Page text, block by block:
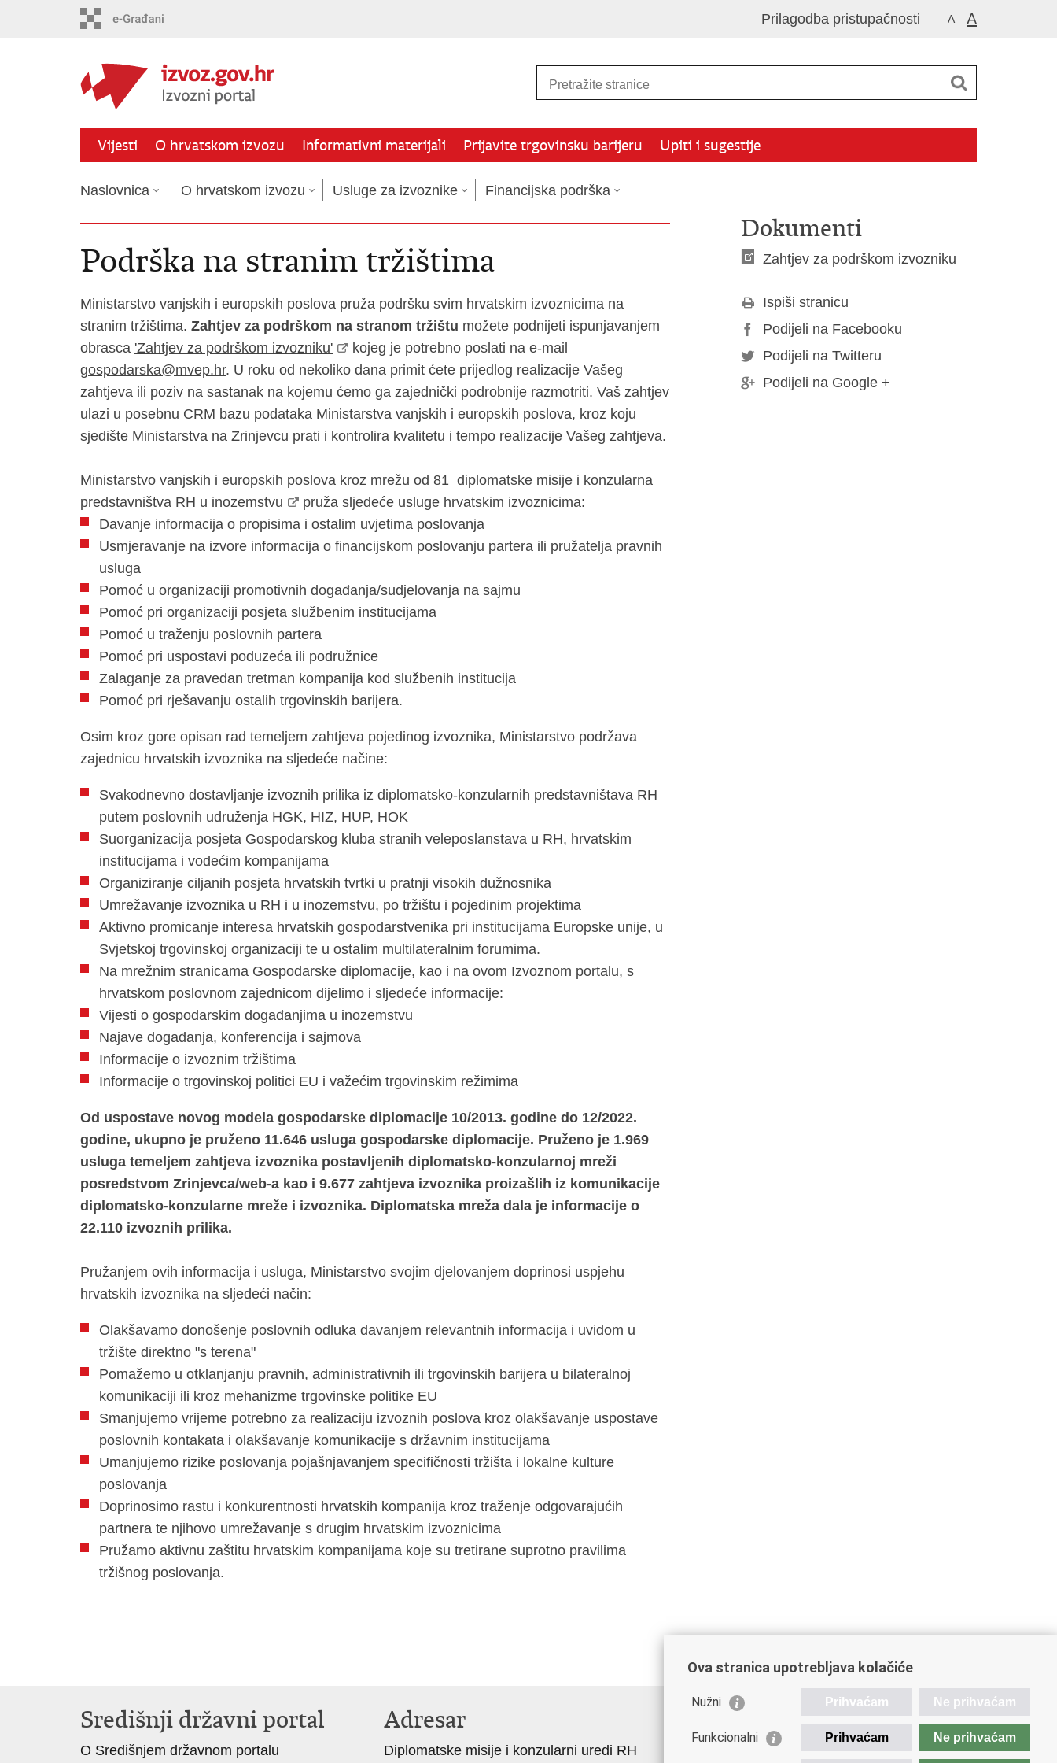
A A
Prilagodba pristupačnosti
Vijesti O hrvatskom izvozu Informativni materijali Prijavite trgovinsku barijeru Upiti i sugestije
Naslovnica O hrvatskom izvozu Usluge za izvoznike Financijska podrška
Podrška na stranim tržištima
Ministarstvo vanjskih i europskih poslova pruža podršku svim hrvatskim izvoznicima na
stranim tržištima. Zahtjev za podrškom na stranom tržištu možete podnijeti ispunjavanjem
obrasca 'Zahtjev za podrškom izvozniku'
kojeg je potrebno poslati na e-mail
gospodarska@mvep.hr. U roku od nekoliko dana primit ćete prijedlog realizacije Vašeg
zahtjeva ili poziv na sastanak na kojemu ćemo ga zajednički podrobnije razmotriti. Vaš zahtjev
ulazi u posebnu CRM bazu podataka Ministarstva vanjskih i europskih poslova, kroz koju
sjedište Ministarstva na Zrinjevcu prati i kontrolira kvalitetu i tempo realizacije Vašeg zahtjeva.
Ministarstvo vanjskih i europskih poslova kroz mrežu od 81 diplomatske misije i konzularna
predstavništva RH u inozemstvu
pruža sljedeće usluge hrvatskim izvoznicima:
Davanje informacija o propisima i ostalim uvjetima poslovanja
Usmjeravanje na izvore informacija o financijskom poslovanju partera ili pružatelja pravnih
usluga
Pomoć u organizaciji promotivnih događanja/sudjelovanja na sajmu
Pomoć pri organizaciji posjeta službenim institucijama
Pomoć u traženju poslovnih partera
Pomoć pri uspostavi poduzeća ili podružnice
Zalaganje za pravedan tretman kompanija kod službenih institucija
Pomoć pri rješavanju ostalih trgovinskih barijera.
Osim kroz gore opisan rad temeljem zahtjeva pojedinog izvoznika, Ministarstvo podržava
zajednicu hrvatskih izvoznika na sljedeće načine:
Svakodnevno dostavljanje izvoznih prilika iz diplomatsko-konzularnih predstavništava RH
putem poslovnih udruženja HGK, HIZ, HUP, HOK
Suorganizacija posjeta Gospodarskog kluba stranih veleposlanstava u RH, hrvatskim
institucijama i vodećim kompanijama
Organiziranje ciljanih posjeta hrvatskih tvrtki u pratnji visokih dužnosnika
Umrežavanje izvoznika u RH i u inozemstvu, po tržištu i pojedinim projektima
Aktivno promicanje interesa hrvatskih gospodarstvenika pri institucijama Europske unije, u
Svjetskoj trgovinskoj organizaciji te u ostalim multilateralnim forumima.
Na mrežnim stranicama Gospodarske diplomacije, kao i na ovom Izvoznom portalu, s
hrvatskom poslovnom zajednicom dijelimo i sljedeće informacije:
Vijesti o gospodarskim događanjima u inozemstvu
Najave događanja, konferencija i sajmova
Informacije o izvoznim tržištima
Informacije o trgovinskoj politici EU i važećim trgovinskim režimima
Od uspostave novog modela gospodarske diplomacije 10/2013. godine do 12/2022.
godine, ukupno je pruženo 11.646 usluga gospodarske diplomacije. Pruženo je 1.969
usluga temeljem zahtjeva izvoznika postavljenih diplomatsko-konzularnoj mreži
posredstvom Zrinjevca/web-a kao i 9.677 zahtjeva izvoznika proizašlih iz komunikacije
diplomatsko-konzularne mreže i izvoznika. Diplomatska mreža dala je informacije o
22.110 izvoznih prilika.
Pružanjem ovih informacija i usluga, Ministarstvo svojim djelovanjem doprinosi uspjehu
hrvatskih izvoznika na sljedeći način:
Olakšavamo donošenje poslovnih odluka davanjem relevantnih informacija i uvidom u
tržište direktno "s terena"
Pomažemo u otklanjanju pravnih, administrativnih ili trgovinskih barijera u bilateralnoj
komunikaciji ili kroz mehanizme trgovinske politike EU
Smanjujemo vrijeme potrebno za realizaciju izvoznih poslova kroz olakšavanje uspostave
poslovnih kontakata i olakšavanje komunikacije s državnim institucijama
Umanjujemo rizike poslovanja pojašnjavanjem specifičnosti tržišta i lokalne kulture
poslovanja
Doprinosimo rastu i konkurentnosti hrvatskih kompanija kroz traženje odgovarajućih
partnera te njihovo umrežavanje s drugim hrvatskim izvoznicima
Pružamo aktivnu zaštitu hrvatskim kompanijama koje su tretirane suprotno pravilima
tržišnog poslovanja.
Dokumenti
Zahtjev za podrškom izvozniku
Ispiši stranicu
Podijeli na Facebooku
Podijeli na Twitteru
Podijeli na Google +
Središnji državni portal
O Središnjem državnom portalu
Adresar
Diplomatske misije i konzularni uredi RH
Korisne poveznice
Gospodarska diplomacija
Ova stranica upotrebljava kolačiće
Nužni Prihvaćam Ne prihvaćam
Funkcionalni Prihvaćam Ne prihvaćam